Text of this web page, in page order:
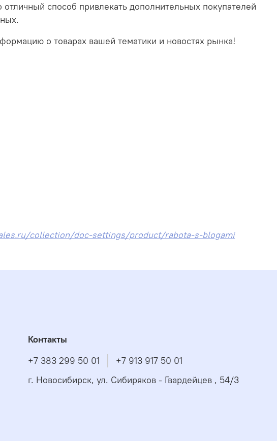
способ привлекать дополнительных покупателей
о товарах вашей тематики и новостях рынка!
collection/doc-settings/product/rabota-s-blogami
Контакты
+7 383 299 50 01
+7 913 917 50 01
г. Новосибирск, ул. Сибиряков - Гвардейцев , 54/3